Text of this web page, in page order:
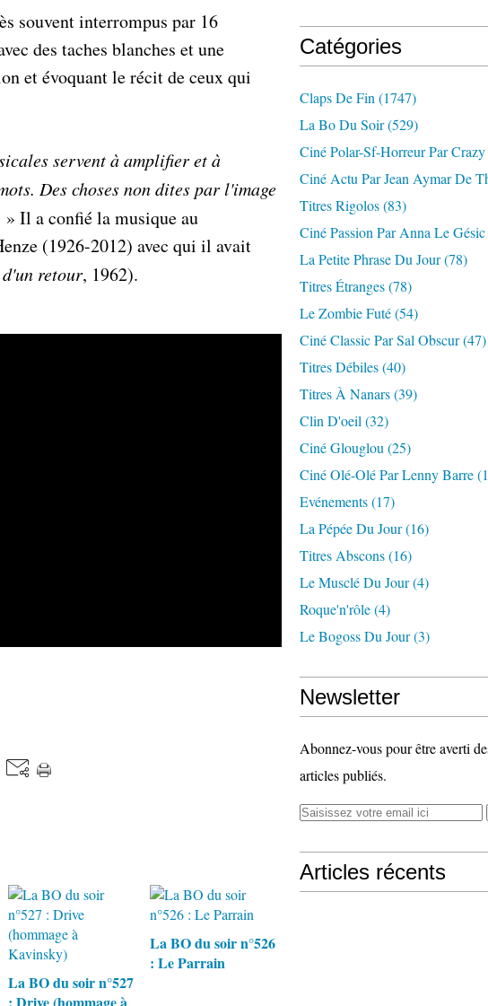
souvent interrompus par 16
des taches blanches et une
et évoquant le récit de ceux qui
servent à amplifier et à
Des choses non dites par l'image
» Il a confié la musique au
(1926-2012) avec qui il avait
retour, 1962).
La BO du soir n°527
: Drive (hommage à
La BO du soir n°526
: Le Parrain
Catégories
Claps De Fin (1747)
La Bo Du Soir(529)
Ciné Polar-Sf-Horreur Par
Ciné Actu Par Jean Aymar De
Titres Rigolos(83)
Ciné Passion Par Anna Le Gésic
La Petite Phrase Du Jour(78)
Titres Étranges(78)
Le Zombie Futé(54)
Ciné Classic Par Sal Obscur(47)
Titres Débiles(40)
Titres À Nanars(39)
Clin D'oeil (32)
Ciné Glouglou (25)
Ciné Olé-Olé Par Lenny Barre
Evénements(17)
La Pépée Du Jour(16)
Titres Abscons(16)
Le Musclé Du Jour(4)
Roque'n'rôle(4)
Le Bogoss Du Jour(3)
Newsletter
Abonnez-vous pour être averti
articles publiés.
Articles récents